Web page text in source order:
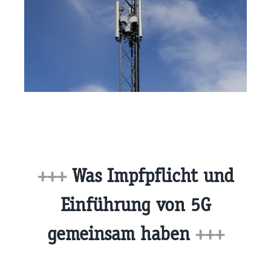
+++Was Impfpflicht und
Einführung von 5G
gemeinsam haben +++